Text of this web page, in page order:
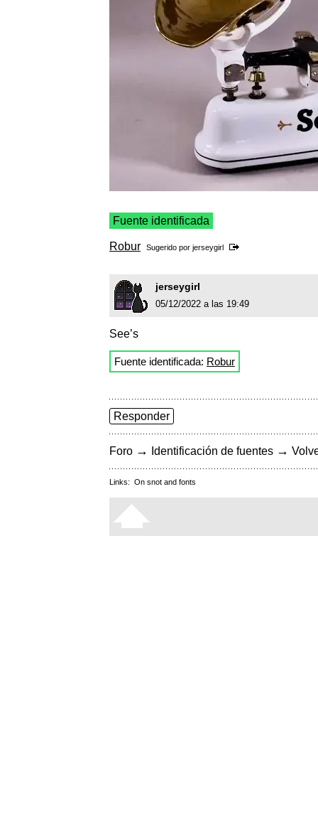
Fuente identificada
Robur Sugerido por jerseygirl
jerseygirl
05/12/2022 a las 19:49
See’s
Fuente identificada: Robur
Responder
Foro → Identificación de fuentes →
Links: On snot and fonts